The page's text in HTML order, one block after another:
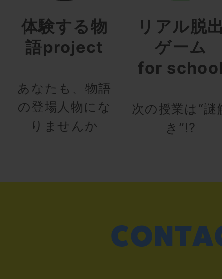
体験する物
語project
あなたも、物語
の登場人物にな
りませんか
リアル脱
ゲーム
for
次の授業は“謎
き”!?